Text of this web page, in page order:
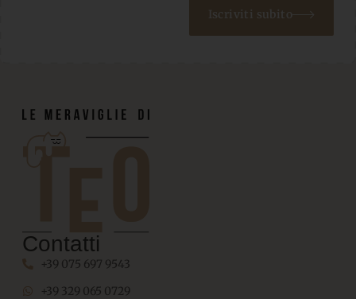
Iscriviti subito
Contatti
+39 075 697 9543
+39 329 065 0729